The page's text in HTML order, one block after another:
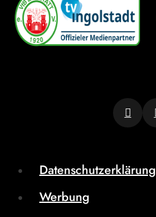
Datenschutzerklärung
Werbung